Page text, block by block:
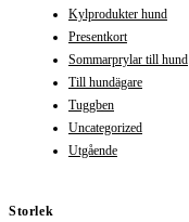
Kylprodukter hund
Presentkort
Sommarprylar till hund
Till hundägare
Tuggben
Uncategorized
Utgående
Storlek